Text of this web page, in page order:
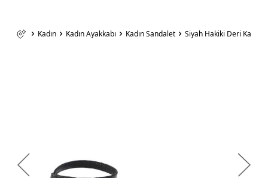
Kadın Kadın Ayakkabı Kadın Sandalet Siyah Hakiki Deri Kadın